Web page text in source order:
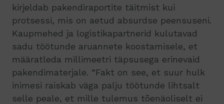
kirjeldab pakendiraportite täitmist kui
protsessi, mis on aetud absurdse peensuseni.
Kaupmehed ja logistikapartnerid kulutavad
sadu töötunde aruannete koostamisele, et
määratleda millimeetri täpsusega erinevaid
pakendimaterjale. “Fakt on see, et suur hulk
inimesi raiskab väga palju töötunde lihtsalt
selle peale, et mille tulemus tõenäoliselt ei